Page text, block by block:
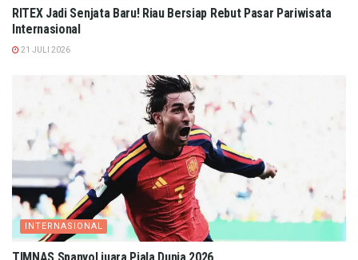
RITEX Jadi Senjata Baru! Riau Bersiap Rebut Pasar Pariwisata
Internasional
21 JULI 2026
INTERNASIONAL
TIMNAS Spanyol juara Piala Dunia 2026